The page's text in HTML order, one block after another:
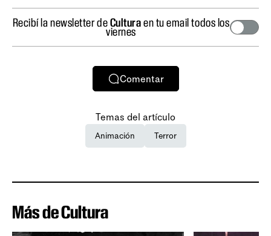
Recibí la newsletter deCulturaen tu email todos los
viernes
Comentar
Temas del artículo
Animación Terror
Más de Cultura